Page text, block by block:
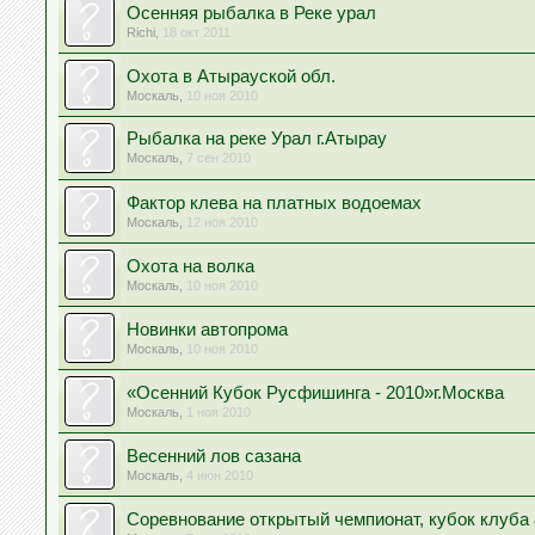
Осенняя рыбалка в Реке урал
Richi 18 окт 2011
Охота в Атырауской обл.
Москаль 10 ноя 2010
Рыбалка на реке Урал г.Атырау
Москаль 7 сен 2010
Фактор клева на платных водоемах
Москаль 12 ноя 2010
Охота на волка
Москаль 10 ноя 2010
Новинки автопрома
Москаль 10 ноя 2010
«Осенний Кубок Русфишинга - 2010»г.Москва
Москаль 1 ноя 2010
Весенний лов сазана
Москаль 4 июн 2010
Соревнование открытый чемпионат, кубок